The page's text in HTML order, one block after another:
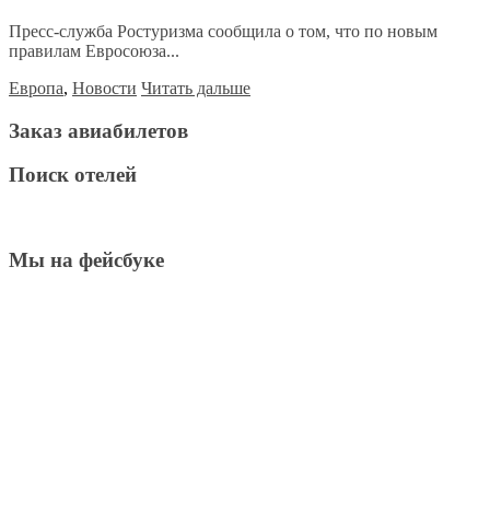
Пресс-служба Ростуризма сообщила о том, что по новым
правилам Евросоюза...
Европа, Новости Читать дальше
Заказ авиабилетов
Поиск отелей
Мы на фейсбуке